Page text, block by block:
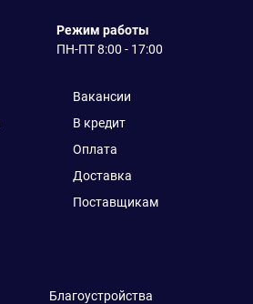
Режим работы
ПН-ПТ 8:00 - 17:00
Вакансии
В кредит
Оплата
Доставка
Поставщикам
Благоустройства